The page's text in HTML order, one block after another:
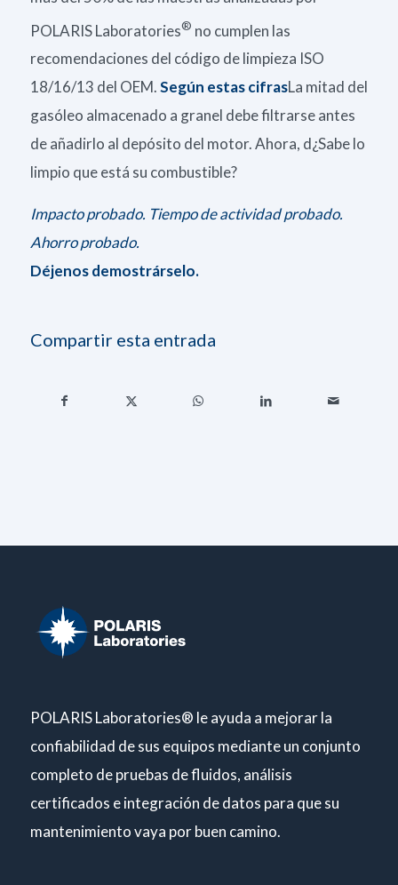
POLARIS Laboratories® no cumplen las
recomendaciones del código de limpieza ISO
18/16/13 del OEM.Según estas cifrasLa mitad del
gasóleo almacenado a granel debe filtrarse antes
de añadirlo al depósito del motor.Ahora, d¿Sabe lo
limpio que está su combustible?
Impacto probado. Tiempo de actividad probado.
Ahorro probado.
Déjenos demostrárselo.
Compartir esta entrada
POLARIS Laboratories® le ayuda a mejorar la
confiabilidad de sus equipos mediante un conjunto
completo de pruebas de fluidos, análisis
certificados e integración de datos para que su
mantenimiento vaya por buen camino.